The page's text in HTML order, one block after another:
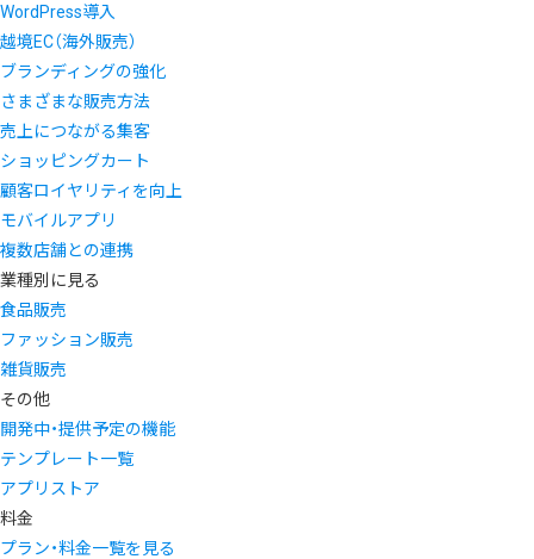
WordPress導入
越境EC（海外販売）
ブランディングの強化
さまざまな販売方法
売上につながる集客
ショッピングカート
顧客ロイヤリティを向上
モバイルアプリ
複数店舗との連携
業種別に見る
食品販売
ファッション販売
雑貨販売
その他
開発中・提供予定の機能
テンプレート一覧
アプリストア
料金
プラン・料金一覧を見る